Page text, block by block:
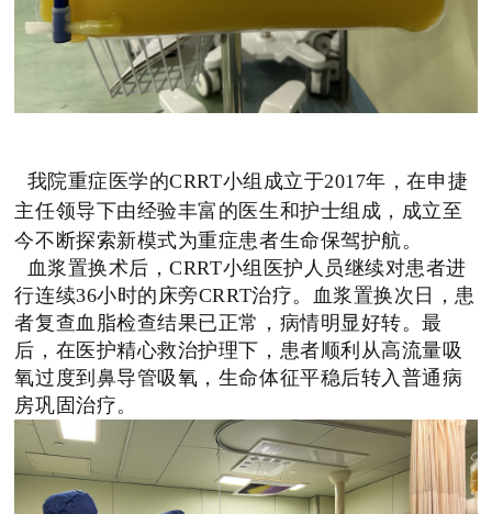
我院重症医学的CRRT小组成立于2017年，在申捷
主任领导下由经验丰富的医生和护士组成，成立至
今不断探索新模式为重症患者生命保驾护航。
血浆置换术后，CRRT小组医护人员继续对患者进
行连续36小时的床旁CRRT治疗。血浆置换次日，患
者复查血脂检查结果已正常，病情明显好转。最
后，在医护精心救治护理下，患者顺利从高流量吸
氧过度到鼻导管吸氧，生命体征平稳后转入普通病
房巩固治疗。